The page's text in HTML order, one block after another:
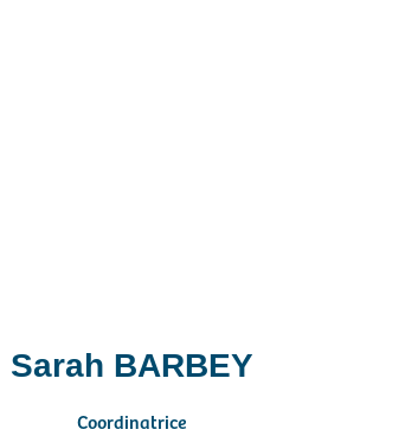
Sarah BARBEY
Coordinatrice